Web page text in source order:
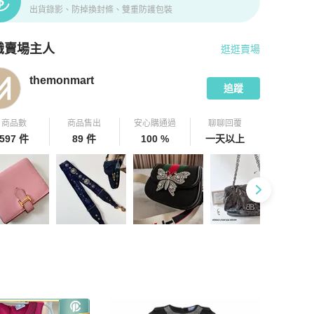
出貨錄影、防掉換封條、雙重防護包裝
賣場主人
拍拍圈嚴選賣家
逛逛賣場
themonmart
追蹤
商品數
件
商品售出
89 件
安心購通過
100 %
聊聊回覆
一天以上